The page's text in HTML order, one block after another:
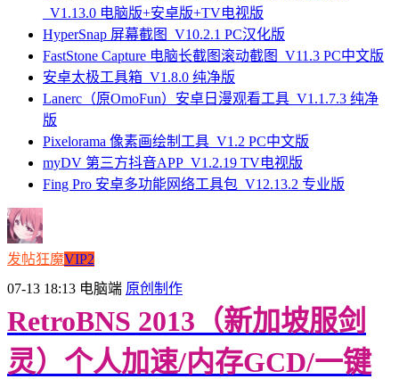
_V1.13.0 电脑版+安卓版+TV电视版
HyperSnap 屏幕截图_V10.2.1 PC汉化版
FastStone Capture 电脑长截图滚动截图_V11.3 PC中文版
安卓太极工具箱_V1.8.0 纯净版
Lanerc（原OmoFun）安卓日漫观看工具_V1.1.7.3 纯净
版
Pixelorama 像素画绘制工具_V1.2 PC中文版
myDV 第三方抖音APP_V1.2.19 TV电视版
Fing Pro 安卓多功能网络工具包_V12.13.2 专业版
发帖狂魔VIP2
07-13 18:13 电脑端 原创制作
RetroBNS 2013（新加坡服剑
灵）个人加速/内存GCD/一键